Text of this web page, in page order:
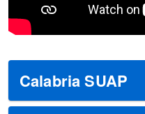
Calabria SUAP